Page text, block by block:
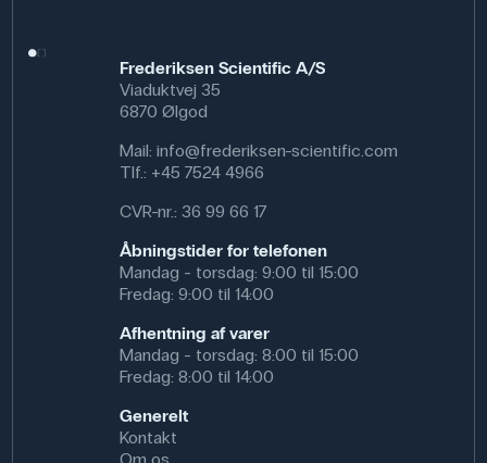
Frederiksen Scientific A/S
Viaduktvej 35
6870 Ølgod
Mail: info@frederiksen-scientific.com
Tlf.: +45 7524 4966
CVR-nr.: 36 99 66 17
Åbningstider for telefonen
Mandag - torsdag: 9:00 til 15:00
Fredag: 9:00 til 14:00
Afhentning af varer
Mandag - torsdag: 8:00 til 15:00
Fredag: 8:00 til 14:00
Generelt
Kontakt